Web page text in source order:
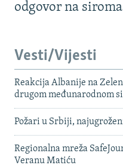
odgovor na
Vesti/Vijesti
Reakcija Albanije na
drugom međunarodnom
Požari u Srbiji,
Regionalna mreža
Veranu Matiću